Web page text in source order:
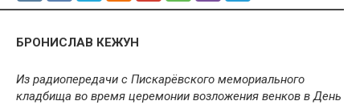
БРОНИСЛАВ КЕЖУН
Из радиопередачи с Пискарёвского мемориального
кладбища во время церемонии возложения венков в День